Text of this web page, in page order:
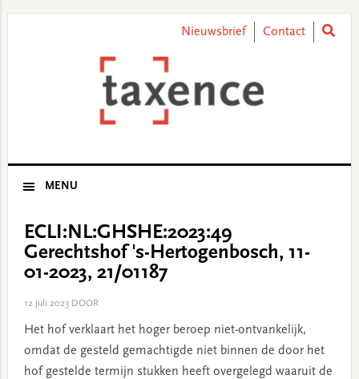
Nieuwsbrief Contact
MENU
ECLI:NL:GHSHE:2023:49
Gerechtshof 's-Hertogenbosch, 11-
01-2023, 21/01187
12 juli 2023DOOR
Het hof verklaart het hoger beroep niet-ontvankelijk,
omdat de gesteld gemachtigde niet binnen de door het
hof gestelde termijn stukken heeft overgelegd waaruit de